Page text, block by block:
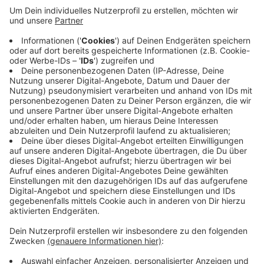
Anzeige
Jetzt gab es das zweite Treffen in Ascheberg. Fast
dreißig Jugendliche haben sich beteiligt. Ähnlich wie
die Jugendlichen in Davensberg, ist ein großer Wunsch
ein Fahrradparcour für BMX-Räder und Mountainbikes.
Außerdem fehlt ein zentraler Platz zum Treffen. Die
nächste Gesprächsrunde mit Jugendlichen ist am
kommenden Donnerstag (10.11.) in Herbern.
Anzeige